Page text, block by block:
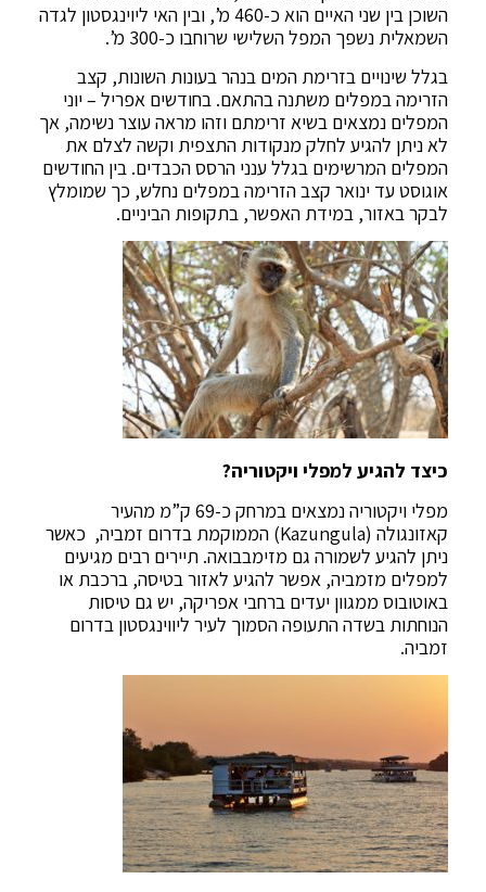
השוכן בין שני האיים הוא כ-460 מ’, ובין האי ליוינגסטון לגדה
השמאלית נשפך המפל השלישי שרוחבו כ-300 מ’.
בגלל שינויים בזרימת המים בנהר בעונות השונות, קצב
הזרימה במפלים משתנה בהתאם. בחודשים אפריל – יוני
המפלים נמצאים בשיא זרימתם וזהו מראה עוצר נשימה, אך
לא ניתן להגיע לחלק מנקודות התצפית וקשה לצלם את
המפלים המרשימים בגלל ענני הרסס הכבדים. בין החודשים
אוגוסט עד ינואר קצב הזרימה במפלים נחלש, כך שמומלץ
לבקר באזור, במידת האפשר, בתקופות הביניים.
כיצד להגיע למפלי ויקטוריה?
מפלי ויקטוריה נמצאים במרחק כ-69 ק”מ מהעיר
קאזונגולה (Kazungula) הממוקמת בדרום זמביה, כאשר
ניתן להגיע לשמורה גם מזימבבואה. תיירים רבים מגיעים
למפלים מזמביה, אפשר להגיע לאזור בטיסה, ברכבת או
באוטובוס ממגוון יעדים ברחבי אפריקה, יש גם טיסות
הנוחתות בשדה התעופה הסמוך לעיר ליווינגסטון בדרום
זמביה.